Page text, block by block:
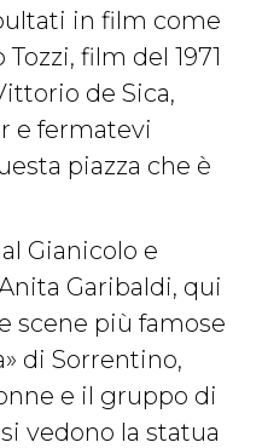
in film come
film del 1971
de Sica,
e fermatevi
piazza che è
Gianicolo e
Garibaldi, qui
scene più famose
di Sorrentino,
e il gruppo di
vedono la statua